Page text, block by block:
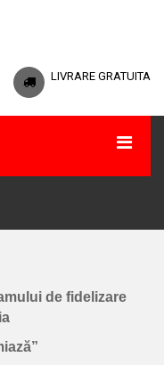
LIVRARE GRATUITA
de fidelizare